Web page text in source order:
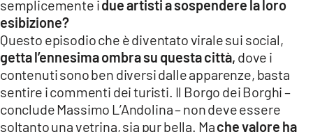
semplicemente idue artisti a sospendere la loro
esibizione?
Questo episodio che è diventato virale sui social,
getta l’ennesima ombra su questa città, dove i
contenuti sono ben diversi dalle apparenze, basta
sentire i commenti dei turisti. Il Borgo dei Borghi –
conclude Massimo L’Andolina – non deve essere
soltanto una vetrina, sia pur bella. Mache valore ha